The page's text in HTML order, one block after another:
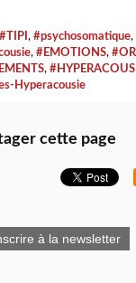
#TIPI , #psychosomatique,
, #EMOTIONS,
,
Hyperacousie
cette page
à la newsletter